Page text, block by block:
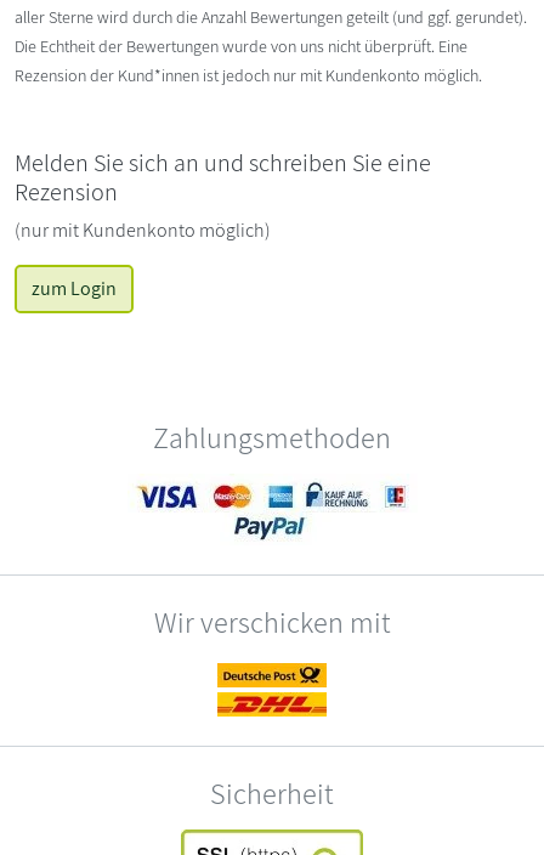
aller Sterne wird durch die Anzahl Bewertungen geteilt (und ggf. gerundet).
Die Echtheit der Bewertungen wurde von uns nicht überprüft. Eine
Rezension der Kund*innen ist jedoch nur mit Kundenkonto möglich.
Melden Sie sich an und schreiben Sie eine
Rezension
(nur mit Kundenkonto möglich)
zum Login
Zahlungsmethoden
Wir verschicken mit
Sicherheit